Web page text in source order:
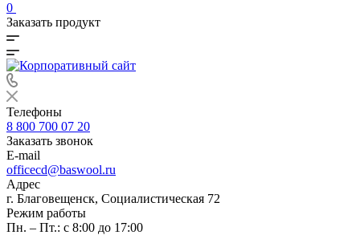
0
Заказать продукт
Телефоны
8 800 700 07 20
Заказать звонок
E-mail
officecd@baswool.ru
Адрес
г. Благовещенск, Социалистическая 72
Режим работы
Пн. – Пт.: с 8:00 до 17:00